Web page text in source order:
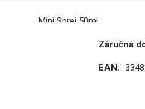
Mini Sprej 50ml
Záručná
EAN: